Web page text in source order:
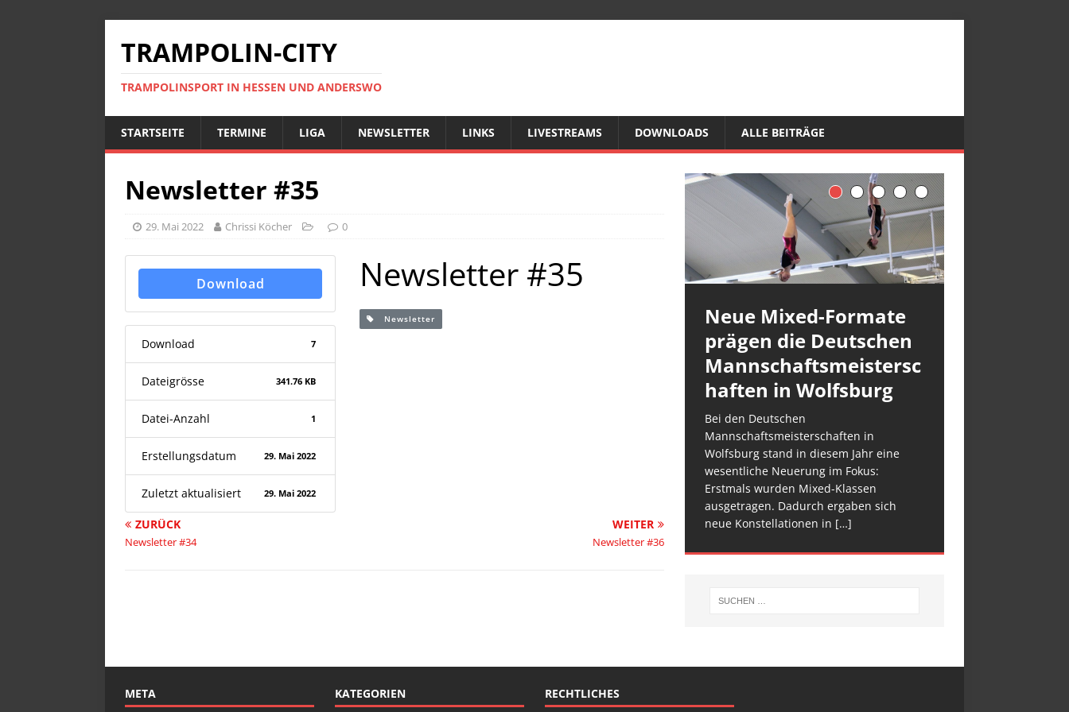
TRAMPOLIN-CITY
TRAMPOLINSPORT IN HESSEN UND ANDERSWO
STARTSEITE TERMINE LIGA NEWSLETTER LINKS LIVESTREAMS DOWNLOADS ALLE BEITRÄGE
Newsletter #35
29. Mai 2022 Chrissi Köcher 0
Download
Download 7
Dateigrösse 341.76 KB
Datei-Anzahl 1
Erstellungsdatum 29. Mai 2022
Zuletzt aktualisiert 29. Mai 2022
Newsletter #35
Newsletter
ZURÜCK
Newsletter #34
WEITER
Newsletter #36
Neue Mixed-Formate
prägen die Deutschen
Mannschaftsmeistersc
haften in Wolfsburg
Bei den Deutschen
Mannschaftsmeisterschaften in
Wolfsburg stand in diesem Jahr eine
wesentliche Neuerung im Fokus:
Erstmals wurden Mixed-Klassen
ausgetragen. Dadurch ergaben sich
neue Konstellationen in […]
META KATEGORIEN RECHTLICHES